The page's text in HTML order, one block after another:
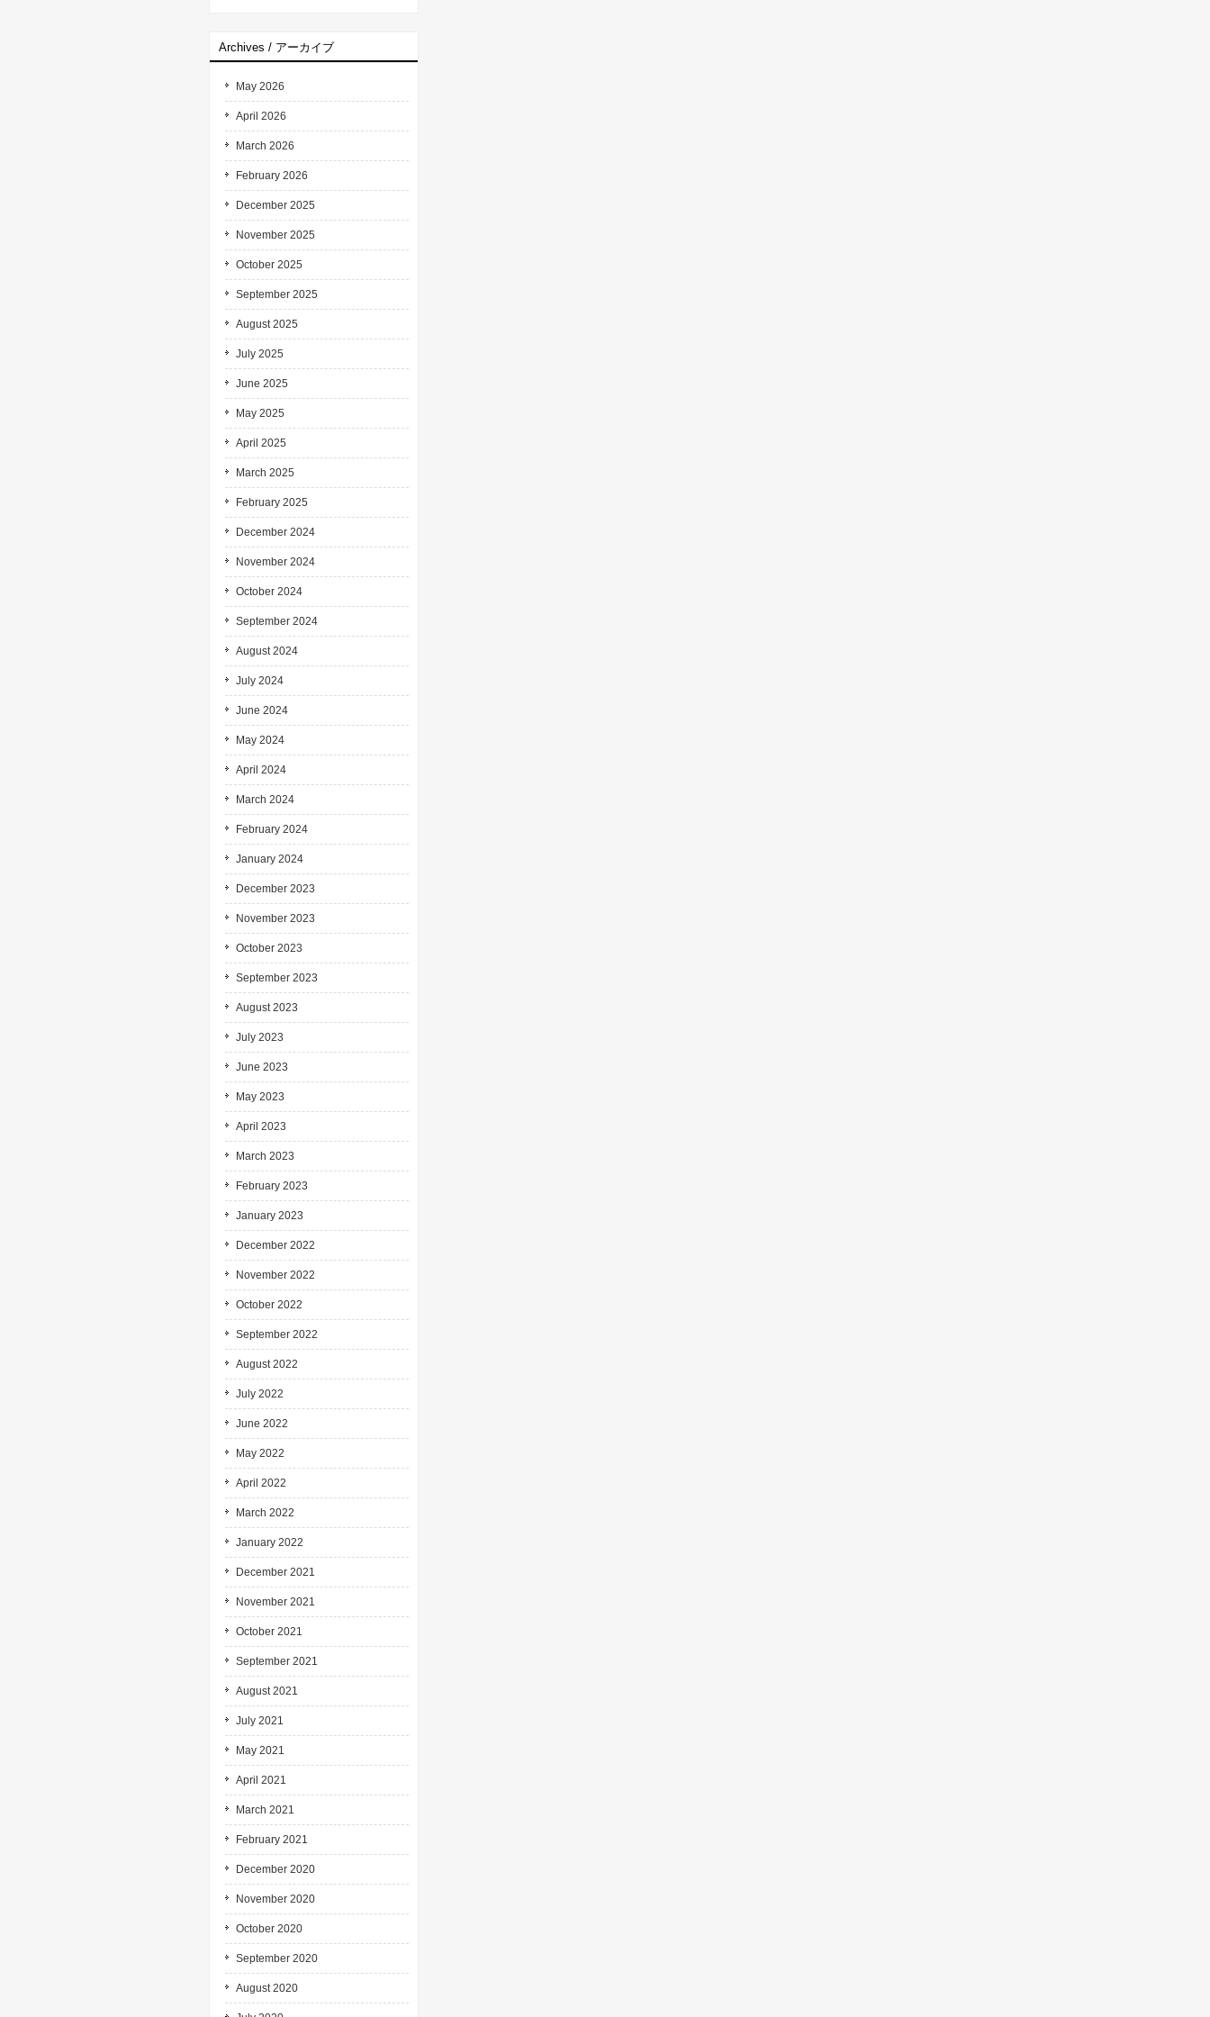
Archives / アーカイブ
May 2026
April 2026
March 2026
February 2026
December 2025
November 2025
October 2025
September 2025
August 2025
July 2025
June 2025
May 2025
April 2025
March 2025
February 2025
December 2024
November 2024
October 2024
September 2024
August 2024
July 2024
June 2024
May 2024
April 2024
March 2024
February 2024
January 2024
December 2023
November 2023
October 2023
September 2023
August 2023
July 2023
June 2023
May 2023
April 2023
March 2023
February 2023
January 2023
December 2022
November 2022
October 2022
September 2022
August 2022
July 2022
June 2022
May 2022
April 2022
March 2022
January 2022
December 2021
November 2021
October 2021
September 2021
August 2021
July 2021
May 2021
April 2021
March 2021
February 2021
December 2020
November 2020
October 2020
September 2020
August 2020